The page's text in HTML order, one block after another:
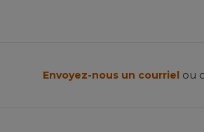
Envoyez-nous un courrielou